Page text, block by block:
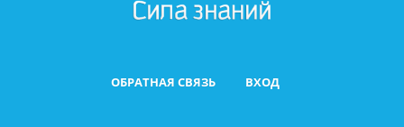
ОБРАТНАЯ СВЯЗЬ ВХОД